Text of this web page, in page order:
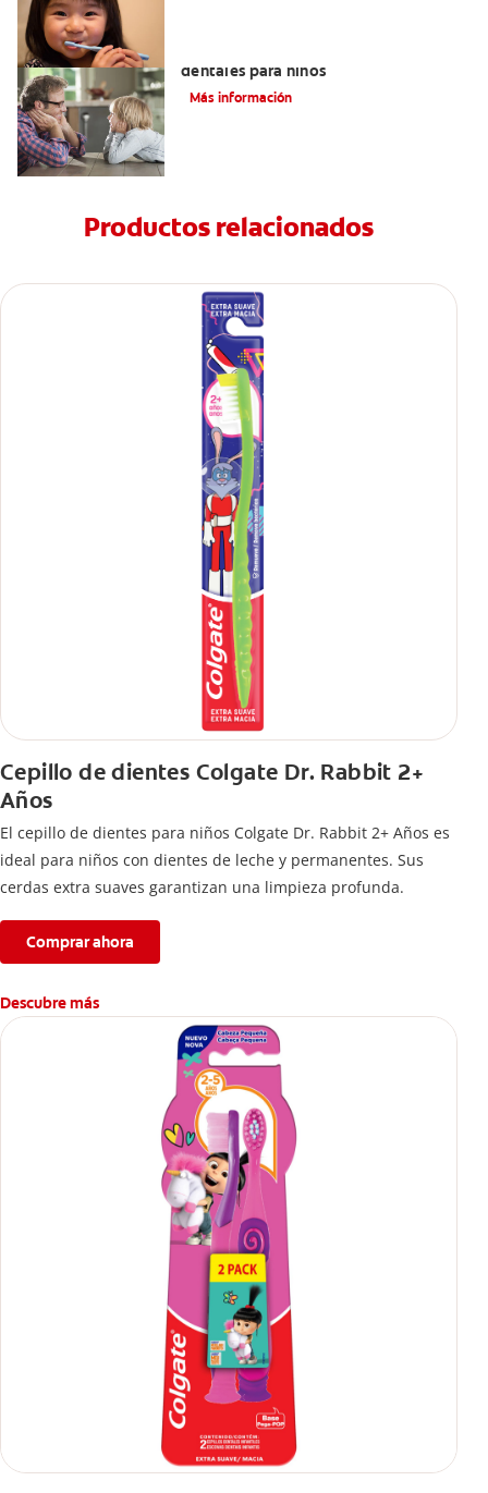
dentales para niños
Más información
Productos relacionados
Cepillo de dientes Colgate Dr. Rabbit 2+
Años
El cepillo de dientes para niños Colgate Dr. Rabbit 2+ Años es
ideal para niños con dientes de leche y permanentes. Sus
cerdas extra suaves garantizan una limpieza profunda.
Comprar ahora
Descubre más